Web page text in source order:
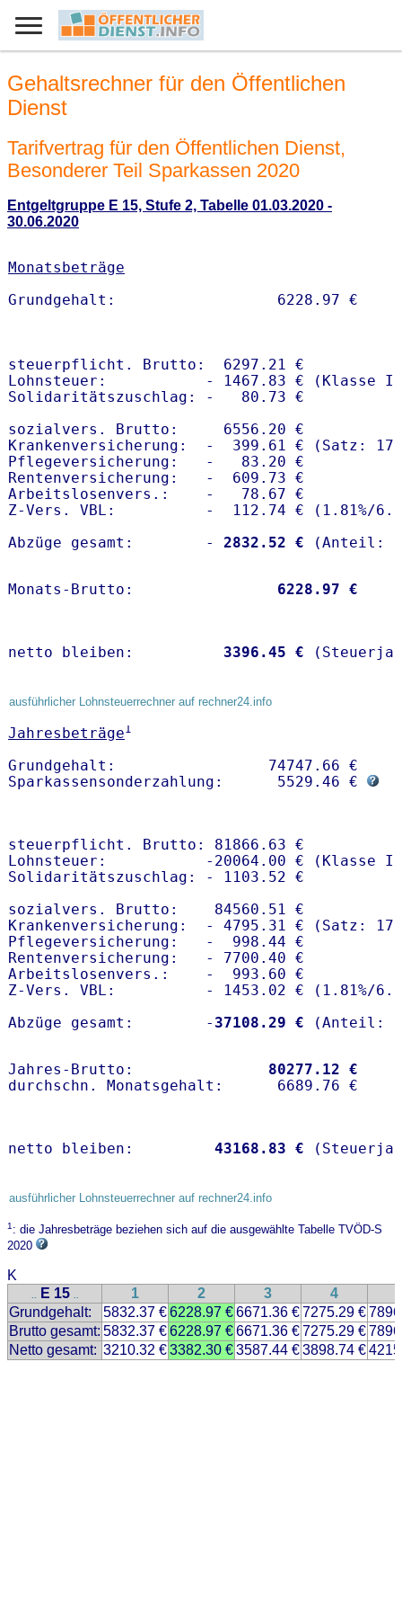
Gehaltsrechner für den Öffentlichen
Dienst
Tarifvertrag für den Öffentlichen Dienst,
Besonderer Teil Sparkassen 2020
Entgeltgruppe E 15, Stufe 2, Tabelle 01.03.2020 -
30.06.2020
Monatsbeträge
steuerpflicht. Brutto:  6297.21 €
Lohnsteuer:           - 1467.83 € (Klasse I)
Solidaritätszuschlag: -   80.73 €
sozialvers. Brutto:     6556.20 €
Krankenversicherung:  -  399.61 € (Satz:
Pflegeversicherung:   -   83.20 €
Rentenversicherung:   -  609.73 €
Arbeitslosenvers.:    -   78.67 €
Z-Vers. VBL:          -  112.74 € ( 1.81%/
Abzüge gesamt:        -
2832.52 €
Monats-Brutto: 6228.97 €
netto bleiben: 3396.45 €
ausführlicher Lohnsteuerrechner auf rechner24.info
Jahresbeträge1
Grundgehalt:                 74747.66 €
Sparkassensonderzahlung:      5529.46 €
steuerpflicht. Brutto: 81866.63 €
Lohnsteuer:           -20064.00 € (Klasse I)
Solidaritätszuschlag: - 1103.52 €
sozialvers. Brutto:    84560.51 €
Krankenversicherung:  - 4795.31 € (Satz:
Pflegeversicherung:   -  998.44 €
Rentenversicherung:   - 7700.40 €
Arbeitslosenvers.:    -  993.60 €
Z-Vers. VBL:          - 1453.02 € ( 1.81%/
Abzüge gesamt:        - 37108.29 €
Jahres-Brutto: 80277.12 €
netto bleiben: 43168.83 €
ausführlicher Lohnsteuerrechner auf rechner24.info
1: die Jahresbeträge beziehen sich auf die ausgewählte Tabelle TVÖD-S
2020
K
.. E 15 .. 1 2 3 4
Grundgehalt:
5832.37 €6228.97 €6671.36 €7275.29 €
Brutto gesamt: 5832.37 €6228.97 €6671.36 €7275.29 €
Netto gesamt: 3210.32 €3382.30 €3587.44 €3898.74 €